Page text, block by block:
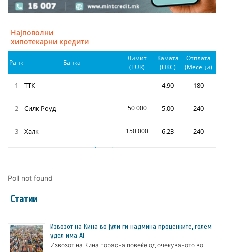
Poll not found
Статии
Извозот на Кина во јули ги надмина проценките, голем
удел има AI
Извозот на Кина порасна повеќе од очекуваното во